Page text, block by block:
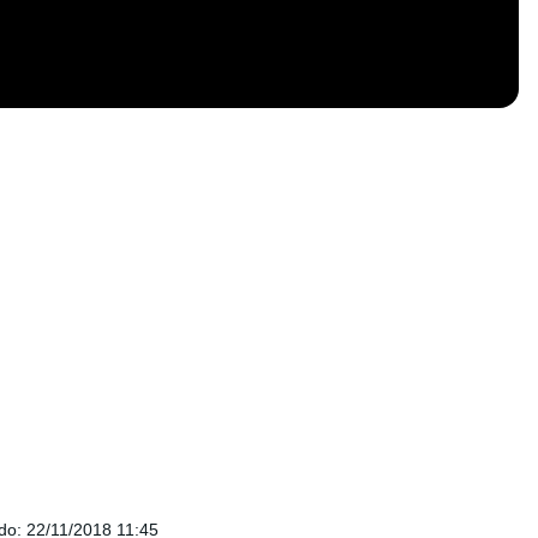
: 22/11/2018 11:45